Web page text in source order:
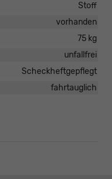
Stoff
vorhanden
75 kg
unfallfrei
Scheckheftgepflegt
fahrtauglich